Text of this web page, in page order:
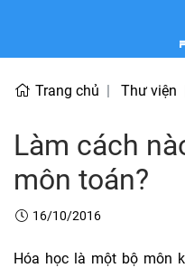
Trang chủ Thư viện
Làm cách
môn toán?
16/10/2016
Hóa học là một bộ môn